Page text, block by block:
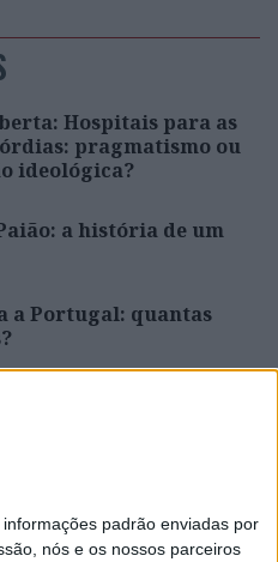
padrão enviadas por
nós e os nossos parceiros
Hospitais para as
pragmatismo ou
ideológica?
a história de um
a Portugal: quantas